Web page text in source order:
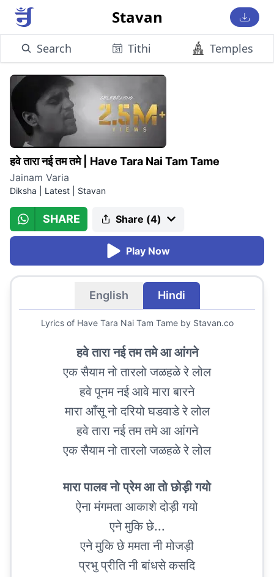
Stavan
Search Tithi Temples
हवे तारा नई तम तमे Have Tara Nai Tam Tame
Jainam Varia
Diksha | Latest Stavan
SHARE Share (4)
Play Now
English Hindi
Lyrics of Have Tara Nai Tam Tameby Stavan.co
हवे तारा नई तम तमे आ आंगने
एक सैयाम नो तारलो जळहळे रे लोल
हवे पूनम नई आवे मारा बारने
मारा आँसू नो दरियो घडवाडे रे लोल
हवे तारा नई तम तमे आ आंगने
एक सैयाम नो तारलो जळहळे रे लोल
मारा पालव नो प्रेम आ तो छोड़ी गयो
ऐना मंगमता आकाशे दोड़ी गयो
एने मुकि छे...
एने मुकि छे ममता नी मोजड़ी
प्रभु प्रीति नी बांधसे कसदि